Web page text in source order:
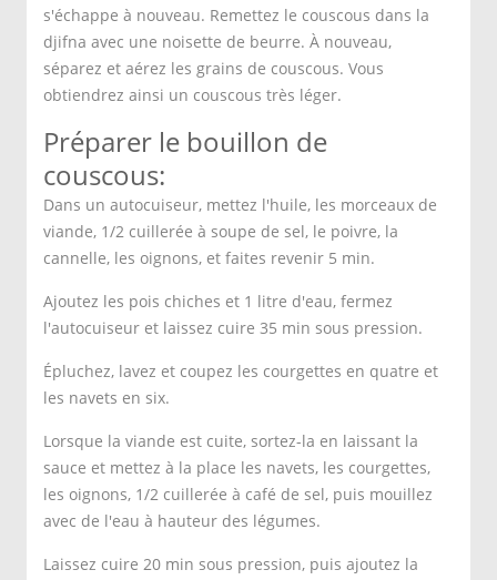
s'échappe à nouveau. Remettez le couscous dans la
djifna avec une noisette de beurre. À nouveau,
séparez et aérez les grains de couscous. Vous
obtiendrez ainsi un couscous très léger.
Préparer le bouillon de
couscous:
Dans un autocuiseur, mettez l'huile, les morceaux de
viande, 1/2 cuillerée à soupe de sel, le poivre, la
cannelle, les oignons, et faites revenir 5 min.
Ajoutez les pois chiches et 1 litre d'eau, fermez
l'autocuiseur et laissez cuire 35 min sous pression.
Épluchez, lavez et coupez les courgettes en quatre et
les navets en six.
Lorsque la viande est cuite, sortez-la en laissant la
sauce et mettez à la place les navets, les courgettes,
les oignons, 1/2 cuillerée à café de sel, puis mouillez
avec de l'eau à hauteur des légumes.
Laissez cuire 20 min sous pression, puis ajoutez la